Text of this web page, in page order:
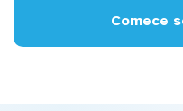
Comece